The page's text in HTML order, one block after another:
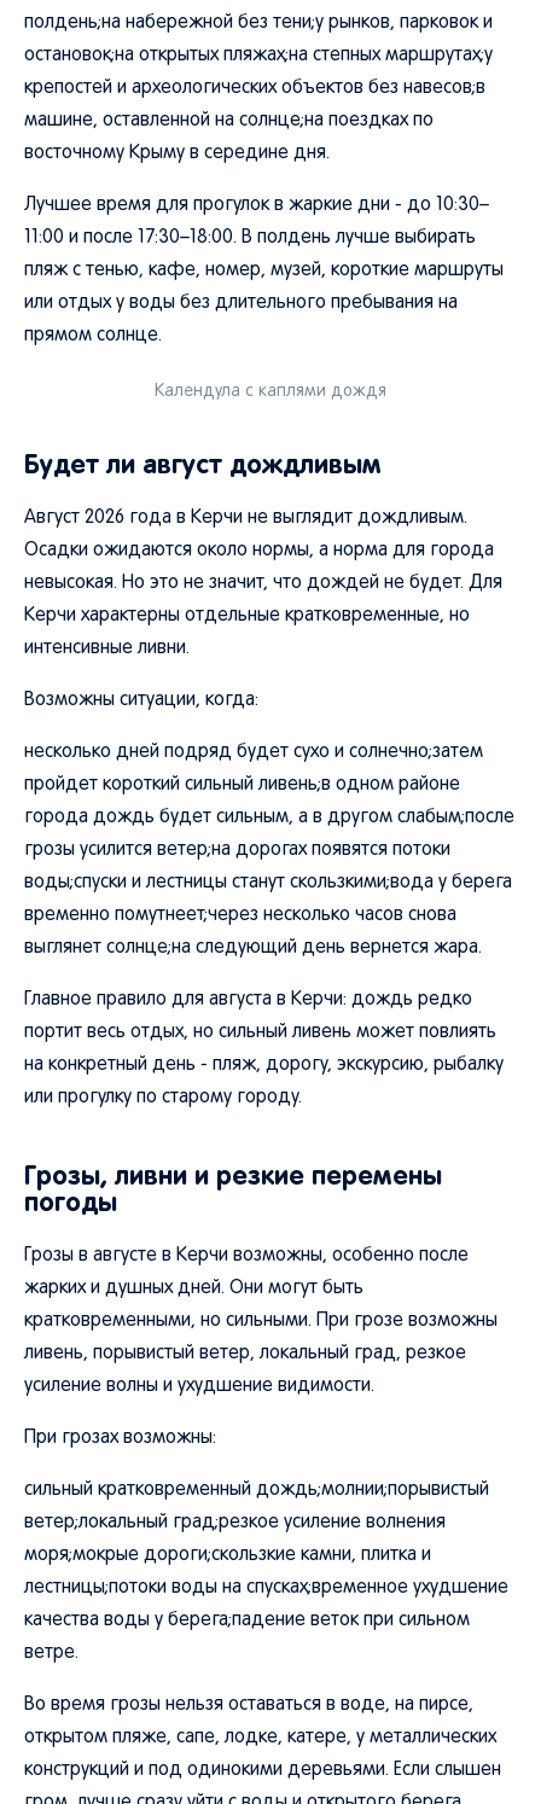
полдень;на набережной без тени;у рынков, парковок и
остановок;на открытых пляжах;на степных маршрутах;у
крепостей и археологических объектов без навесов;в
машине, оставленной на солнце;на поездках по
восточному Крыму в середине дня.
Лучшее время для прогулок в жаркие дни - до 10:30–
11:00 и после 17:30–18:00. В полдень лучше выбирать
пляж с тенью, кафе, номер, музей, короткие маршруты
или отдых у воды без длительного пребывания на
прямом солнце.
Календула с каплями дождя
Будет ли август дождливым
Август 2026 года в Керчи не выглядит дождливым.
Осадки ожидаются около нормы, а норма для города
невысокая. Но это не значит, что дождей не будет. Для
Керчи характерны отдельные кратковременные, но
интенсивные ливни.
Возможны ситуации, когда:
несколько дней подряд будет сухо и солнечно;затем
пройдет короткий сильный ливень;в одном районе
города дождь будет сильным, а в другом слабым;после
грозы усилится ветер;на дорогах появятся потоки
воды;спуски и лестницы станут скользкими;вода у берега
временно помутнеет;через несколько часов снова
выглянет солнце;на следующий день вернется жара.
Главное правило для августа в Керчи: дождь редко
портит весь отдых, но сильный ливень может повлиять
на конкретный день - пляж, дорогу, экскурсию, рыбалку
или прогулку по старому городу.
Грозы, ливни и резкие перемены
погоды
Грозы в августе в Керчи возможны, особенно после
жарких и душных дней. Они могут быть
кратковременными, но сильными. При грозе возможны
ливень, порывистый ветер, локальный град, резкое
усиление волны и ухудшение видимости.
При грозах возможны:
сильный кратковременный дождь;молнии;порывистый
ветер;локальный град;резкое усиление волнения
моря;мокрые дороги;скользкие камни, плитка и
лестницы;потоки воды на спусках;временное ухудшение
качества воды у берега;падение веток при сильном
ветре.
Во время грозы нельзя оставаться в воде, на пирсе,
открытом пляже, сапе, лодке, катере, у металлических
конструкций и под одинокими деревьями. Если слышен